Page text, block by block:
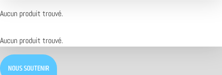
Aucun produit trouvé.
Aucun produit trouvé.
NOUS SOUTENIR